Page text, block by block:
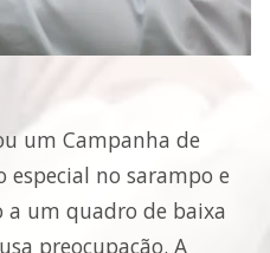
um Campanha de
especial no sarampo e
um quadro de baixa
preocupação. A